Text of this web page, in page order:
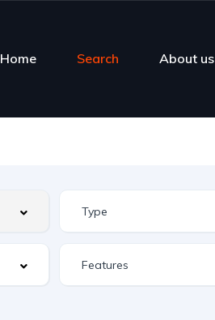
Home Search About us
Features